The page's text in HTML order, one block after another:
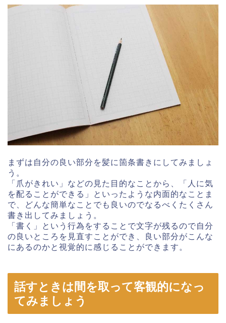
まずは自分の良い部分を髪に箇条書きにしてみましょ
う。
「爪がきれい」などの見た目的なことから、「人に気
を配ることができる」といったような内面的なことま
で、どんな簡単なことでも良いのでなるべくたくさん
書き出してみましょう。
「書く」という行為をすることで文字が残るので自分
の良いところを見直すことができ、良い部分がこんな
にあるのかと視覚的に感じることができます。
話すときは間を取って客観的になっ
てみましょう